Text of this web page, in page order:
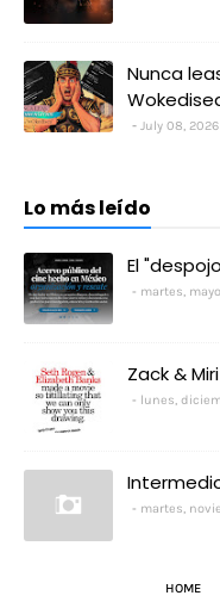
Nunca
July 08, 2026
Lo más leído
El
martes,
Zack &
lunes,
martes,
HOME